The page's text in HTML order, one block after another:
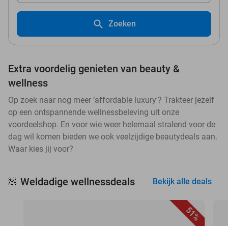
Zoeken
Extra voordelig genieten van beauty &
wellness
Op zoek naar nog meer ‘affordable luxury'? Trakteer jezelf
op een ontspannende wellnessbeleving uit onze
voordeelshop. En voor wie weer helemaal stralend voor de
dag wil komen bieden we ook veelzijdige beautydeals aan.
Waar kies jij voor?
🧖 Weldadige wellnessdeals Bekijk alle deals
51%